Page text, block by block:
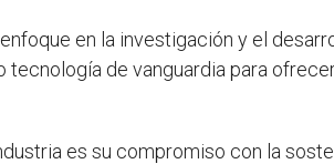
en la investigación y el
de vanguardia para
es su compromiso con la